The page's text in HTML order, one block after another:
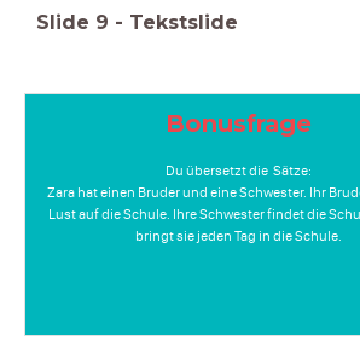
Slide 9 - Tekstslide
Bonusfrage
Du übersetzt die Sätze:
Zara hat einen Bruder und eine Schwester. Ihr
Lust auf die Schule. Ihre Schwester findet die
bringt sie jeden Tag in die Schule.